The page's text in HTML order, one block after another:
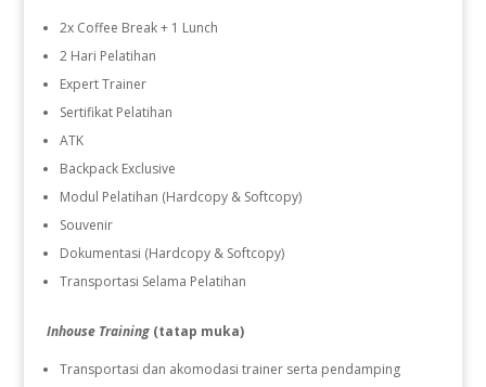
2x Coffee Break + 1 Lunch
2 Hari Pelatihan
Expert Trainer
Sertifikat Pelatihan
ATK
Backpack Exclusive
Modul Pelatihan (Hardcopy & Softcopy)
Souvenir
Dokumentasi (Hardcopy & Softcopy)
Transportasi Selama Pelatihan
Inhouse Training (tatap muka)
Transportasi dan akomodasi trainer serta pendamping